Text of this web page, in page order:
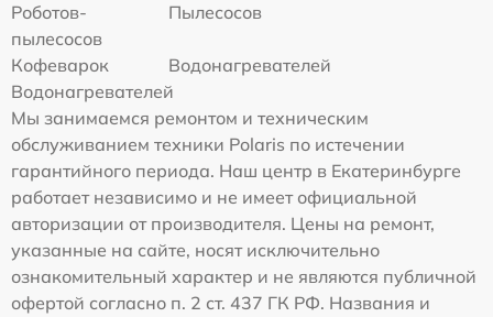
Роботов-
пылесосов
Пылесосов
Кофеварок
Водонагревателей
Водонагревателей
Мы занимаемся ремонтом и техническим
обслуживанием техники Polaris по истечении
гарантийного периода. Наш центр в Екатеринбурге
работает независимо и не имеет официальной
авторизации от производителя. Цены на ремонт,
указанные на сайте, носят исключительно
ознакомительный характер и не являются публичной
офертой согласно п. 2 ст. 437 ГК РФ. Названия и